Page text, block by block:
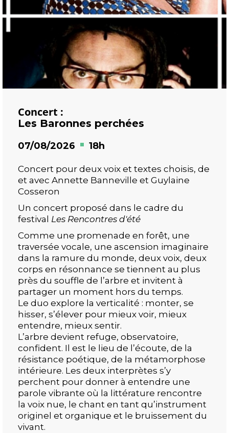
Concert :
Les Baronnes perchées
07/08/2026 18h
Concert pour deux voix et textes choisis, de
et avec Annette Banneville et Guylaine
Cosseron
Un concert proposé dans le cadre du
festival Les Rencontres d'été
Comme une promenade en forêt, une
traversée vocale, une ascension imaginaire
dans la ramure du monde, deux voix, deux
corps en résonnance se tiennent au plus
près du souffle de l’arbre et invitent à
partager un moment hors du temps.
Le duo explore la verticalité : monter, se
hisser, s’élever pour mieux voir, mieux
entendre, mieux sentir.
L’arbre devient refuge, observatoire,
confident. Il est le lieu de l’écoute, de la
résistance poétique, de la métamorphose
intérieure. Les deux interprètes s’y
perchent pour donner à entendre une
parole vibrante où la littérature rencontre
la voix nue, le chant en tant qu’instrument
originel et organique et le bruissement du
vivant.